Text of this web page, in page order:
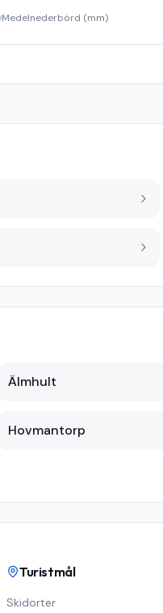
Medelnederbörd (mm)
Älmhult
Hovmantorp
Turistmål
Skidorter